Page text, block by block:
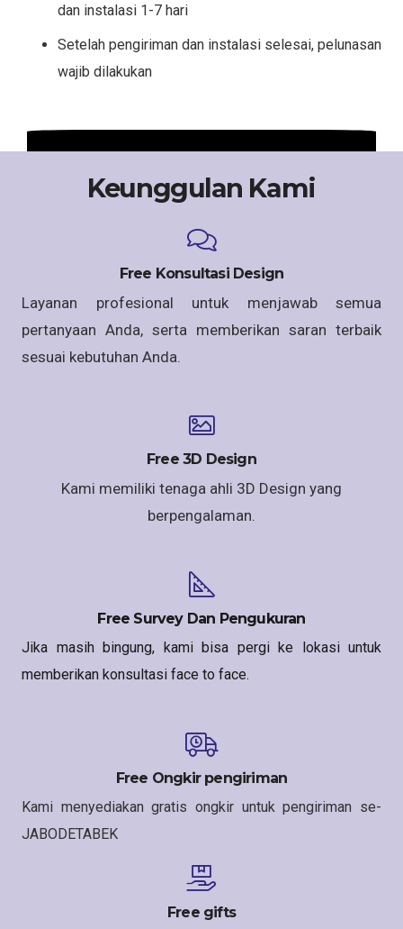
dan instalasi 1-7 hari
Setelah pengiriman dan instalasi selesai, pelunasan
wajib dilakukan
Keunggulan Kami
Free Konsultasi Design
Layanan profesional untuk menjawab semua
pertanyaan Anda, serta memberikan saran terbaik
sesuai kebutuhan Anda.
Free 3D Design
Kami memiliki tenaga ahli 3D Design yang
berpengalaman.
Free Survey Dan Pengukuran
Jika masih bingung, kami bisa pergi ke lokasi untuk
memberikan konsultasi face to face.
Free Ongkir pengiriman
Kami menyediakan gratis ongkir untuk pengiriman se-
JABODETABEK
Free gifts